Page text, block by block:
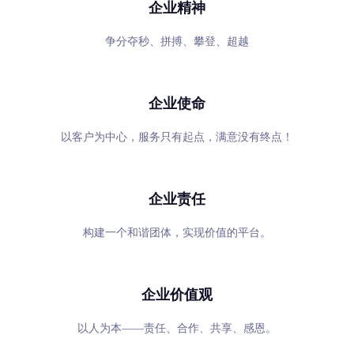
企业精神
争分夺秒、拼搏、攀登、超越
企业使命
以客户为中心，服务只有起点，满意没有终点！
企业责任
构建一个和谐团体，实现价值的平台。
企业价值观
以人为本——责任、合作、共享、感恩。